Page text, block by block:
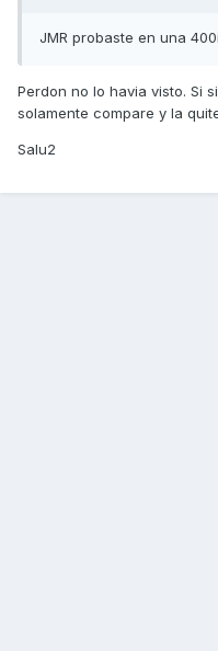
JMR probaste en una
Perdon no lo havia visto. Si
solamente compare y la
Salu2